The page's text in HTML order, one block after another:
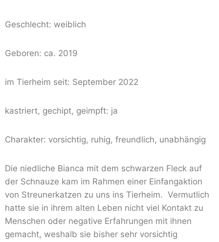
Geschlecht: weiblich
Geboren: ca. 2019
im Tierheim seit: September 2022
kastriert, gechipt, geimpft: ja
Charakter: vorsichtig, ruhig, freundlich, unabhängig
Die niedliche Bianca mit dem schwarzen Fleck auf
der Schnauze kam im Rahmen einer Einfangaktion
von Streunerkatzen zu uns ins Tierheim. Vermutlich
hatte sie in ihrem alten Leben nicht viel Kontakt zu
Menschen oder negative Erfahrungen mit ihnen
gemacht, weshalb sie bisher sehr vorsichtig